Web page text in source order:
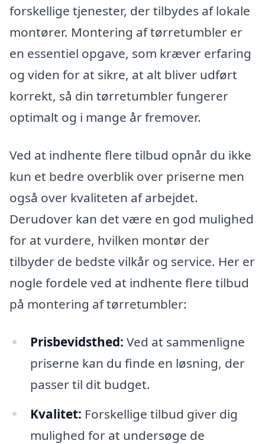
forskellige tjenester, der tilbydes af lokale
montører. Montering af tørretumbler er
en essentiel opgave, som kræver erfaring
og viden for at sikre, at alt bliver udført
korrekt, så din tørretumbler fungerer
optimalt og i mange år fremover.
Ved at indhente flere tilbud opnår du ikke
kun et bedre overblik over priserne men
også over kvaliteten af arbejdet.
Derudover kan det være en god mulighed
for at vurdere, hvilken montør der
tilbyder de bedste vilkår og service. Her er
nogle fordele ved at indhente flere tilbud
på montering af tørretumbler:
Prisbevidsthed: Ved at sammenligne
priserne kan du finde en løsning, der
passer til dit budget.
Kvalitet: Forskellige tilbud giver dig
mulighed for at undersøge de